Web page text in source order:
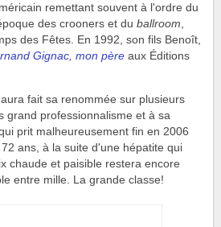
remettant souvent à l'ordre du
des crooners et du ballroom
des Fêtes. En 1992, son fils Benoît,
Gignac, mon père aux Éditions
fait sa renommée sur plusieurs
grand professionnalisme et à sa
prit malheureusement fin en 2006
ans, à la suite d'une hépatite qui
chaude et paisible restera encore
entre mille. La grande classe!